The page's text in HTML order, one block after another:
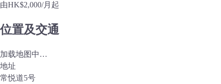
由HK$2,000/月起
位置及交通
加载地图中…
地址
常悦道5号